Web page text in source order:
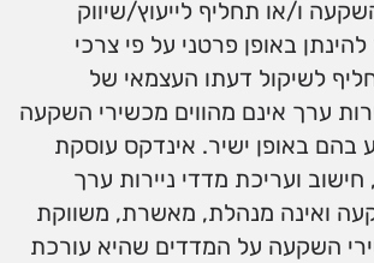
ו/או תחליף לייעוץ/שיווק
באופן פרטני על פי צרכי
לשיקול דעתו העצמאי של
ערך אינם מהווים מכשירי השקעה
בהם באופן ישיר. אינדקס עוסקת
חישוב ועריכת מדדי ניירות ערך
ואינה מנהלת, מאשרת, משווקת
השקעה על המדדים שהיא עורכת